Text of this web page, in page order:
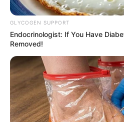
BANCO DE LA REPÚBLICA
¿Bre-B va a seguir
aclara el Banco de la
GLYCOGEN SUPPORT
Endocrinologist: If You Have
Removed!